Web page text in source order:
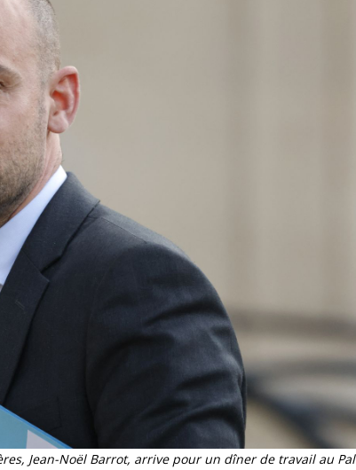
Jean-Noël Barrot, arrive pour un dîner de travail au